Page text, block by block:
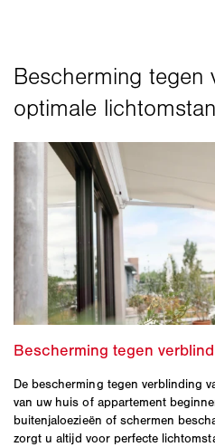
De bescherming tegen verblinding
van uw huis of appartement
buitenjaloezieën of schermen
zorgt u altijd voor perfecte